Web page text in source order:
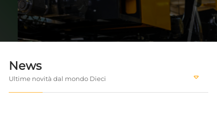
News
Ultime novità dal mondo Dieci